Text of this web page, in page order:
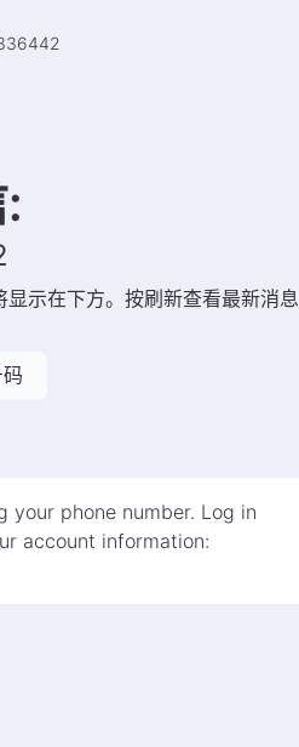
:
示在下方。按刷新查看最新消息
your phone number. Log in
account information: